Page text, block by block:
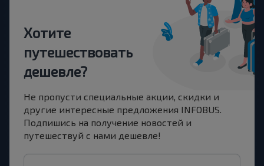
Хотите
путешествовать
дешевле?
Не пропусти специальные акции, скидки и
другие интересные предложения INFOBUS.
Подпишись на получение новостей и
путешествуй с нами дешевле!